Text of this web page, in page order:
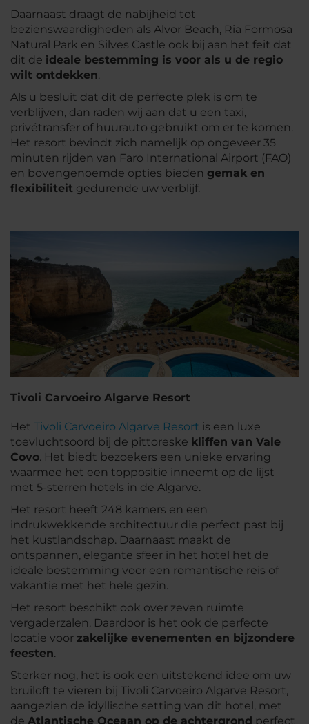
Daarnaast draagt de nabijheid tot
bezienswaardigheden als Alvor Beach, Ria Formosa
Natural Park en Silves Castle ook bij aan het feit dat
dit de ideale bestemming is voor als u de regio
wilt ontdekken.
Als u besluit dat dit de perfecte plek is om te
verblijven, dan raden wij aan dat u een taxi,
privétransfer of huurauto gebruikt om er te komen.
Het resort bevindt zich namelijk op ongeveer 35
minuten rijden van Faro International Airport (FAO)
en bovengenoemde opties bieden gemak en
flexibiliteit gedurende uw verblijf.
Tivoli Carvoeiro Algarve Resort
Het Tivoli Carvoeiro Algarve Resort is een luxe
toevluchtsoord bij de pittoreske kliffen van Vale
Covo. Het biedt bezoekers een unieke ervaring
waarmee het een toppositie inneemt op de lijst
met 5-sterren hotels in de Algarve.
Het resort heeft 248 kamers en een
indrukwekkende architectuur die perfect past bij
het kustlandschap. Daarnaast maakt de
ontspannen, elegante sfeer in het hotel het de
ideale bestemming voor een romantische reis of
vakantie met het hele gezin.
Het resort beschikt ook over zeven ruimte
vergaderzalen. Daardoor is het ook de perfecte
locatie voor zakelijke evenementen en bijzondere
feesten.
Sterker nog, het is ook een uitstekend idee om uw
bruiloft te vieren bij Tivoli Carvoeiro Algarve Resort,
aangezien de idyllische setting van dit hotel, met
de Atlantische Oceaan op de achtergrond perfect